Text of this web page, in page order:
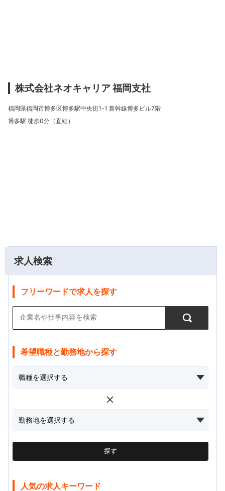
求人検索
フリーワードで求人を探す
希望職種と勤務地から探す
探す
人気の求人キーワード
株式会社ネオキャリア 福岡支社
福岡県福岡市博多区博多駅中央街1-1 新幹線博多ビル7階
博多駅 徒歩0分（直結）